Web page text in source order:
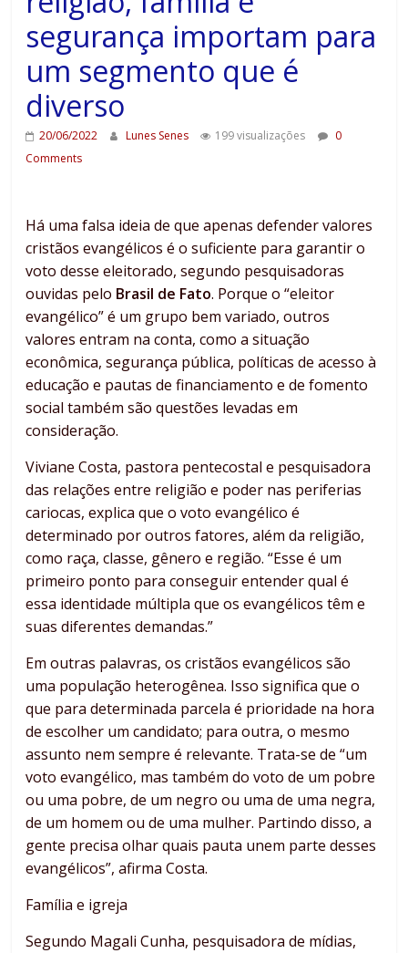
segurança importam para
um segmento que é
diverso
20/06/2022 Lunes Senes 199 visualizações
0
Comments
Há uma falsa ideia de que apenas defender valores
cristãos evangélicos é o suficiente para garantir o
voto desse eleitorado, segundo pesquisadoras
ouvidas pelo Brasil de Fato. Porque o “eleitor
evangélico” é um grupo bem variado, outros
valores entram na conta, como a situação
econômica, segurança pública, políticas de acesso à
educação e pautas de financiamento e de fomento
social também são questões levadas em
consideração.
Viviane Costa, pastora pentecostal e pesquisadora
das relações entre religião e poder nas periferias
cariocas, explica que o voto evangélico é
determinado por outros fatores, além da religião,
como raça, classe, gênero e região. “Esse é um
primeiro ponto para conseguir entender qual é
essa identidade múltipla que os evangélicos têm e
suas diferentes demandas.”
Em outras palavras, os cristãos evangélicos são
uma população heterogênea. Isso significa que o
que para determinada parcela é prioridade na hora
de escolher um candidato; para outra, o mesmo
assunto nem sempre é relevante. Trata-se de “um
voto evangélico, mas também do voto de um pobre
ou uma pobre, de um negro ou uma de uma negra,
de um homem ou de uma mulher. Partindo disso, a
gente precisa olhar quais pauta unem parte desses
evangélicos”, afirma Costa.
Família e igreja
Segundo Magali Cunha, pesquisadora de mídias,